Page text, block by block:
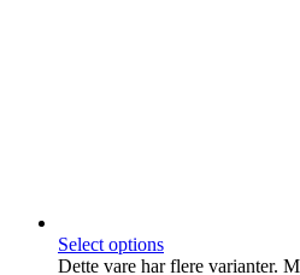
Select options
Dette vare har flere varianter.